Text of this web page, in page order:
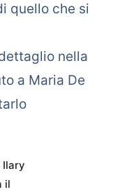
quello che si
nella
a Maria De
Ilary
il